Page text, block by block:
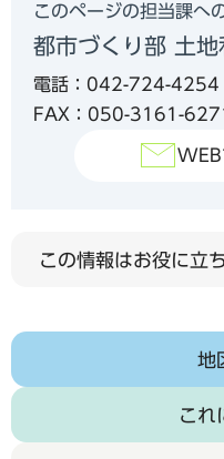
このページの担当課へ
都市づくり部 土地
電話：042-724-4254
FAX：050-3161-
WEB
この情報はお役に立
地
これ